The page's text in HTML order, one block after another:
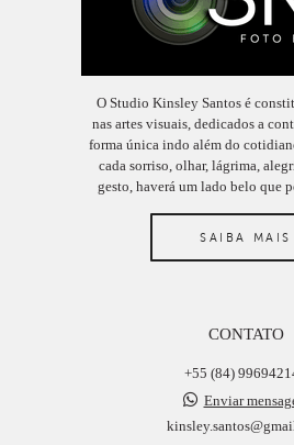
O Studio Kinsley Santos é
nas artes visuais, dedicados a
forma única indo além do
cada sorriso, olhar, lágrima,
gesto, haverá um lado belo que
SAIBA MAIS
CONTATO
+55 (84)
Enviar